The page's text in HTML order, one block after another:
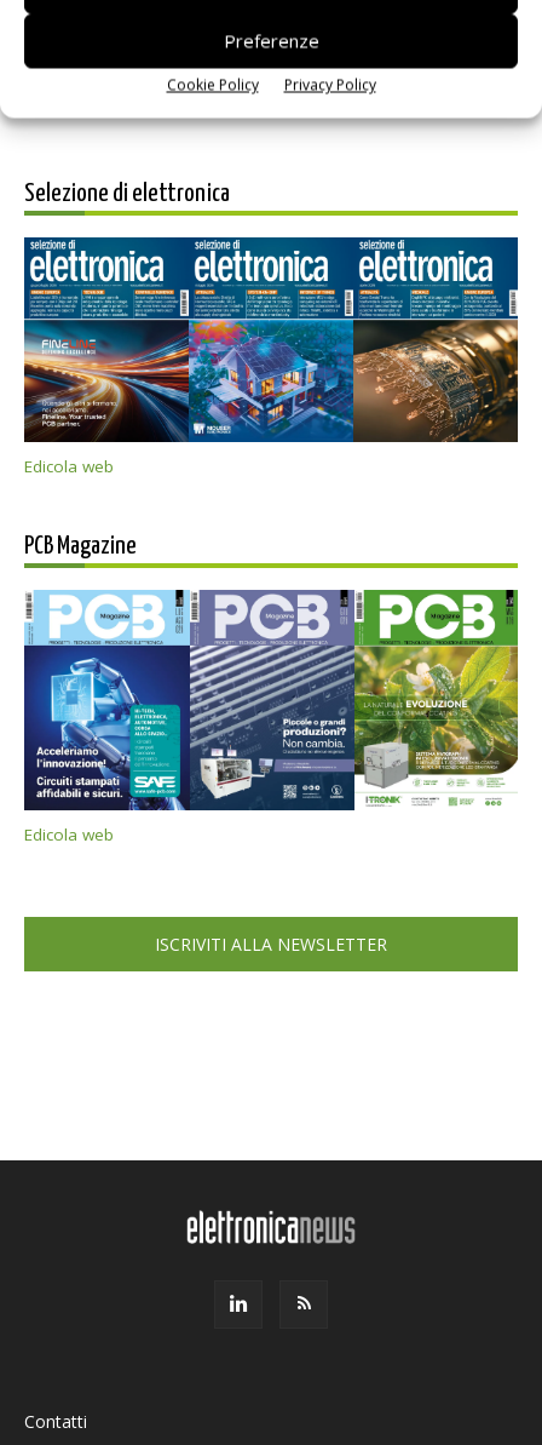
Preferenze
Cookie Policy Privacy Policy
Selezione di elettronica
Edicola web
PCB Magazine
Edicola web
ISCRIVITI ALLA NEWSLETTER
Contatti